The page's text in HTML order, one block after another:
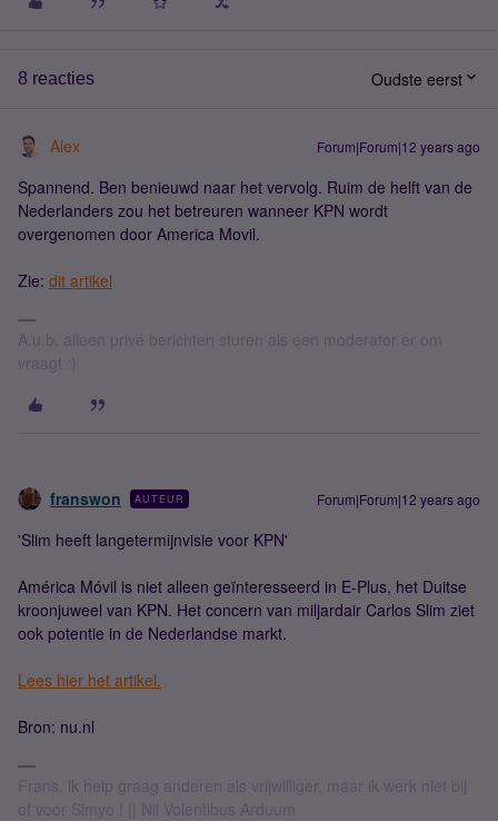
8 reacties Oudste eerst
Alex Forum|Forum|12 years ago
Spannend. Ben benieuwd naar het vervolg. Ruim de helft van de
Nederlanders zou het betreuren wanneer KPN wordt
overgenomen door America Movil.
Zie: dit artikel
A.u.b. alleen privé berichten sturen als een moderator er om
vraagt :)
franswon AUTEUR Forum|Forum|12 years ago
'Slim heeft langetermijnvisie voor KPN'
América Móvil is niet alleen geïnteresseerd in E-Plus, het Duitse
kroonjuweel van KPN. Het concern van miljardair Carlos Slim ziet
ook potentie in de Nederlandse markt.
Lees hier het artikel.
Bron: nu.nl
Frans, ik help graag anderen als vrijwilliger, maar ik werk niet bij
of voor Simyo ! || Nil Volentibus Arduum